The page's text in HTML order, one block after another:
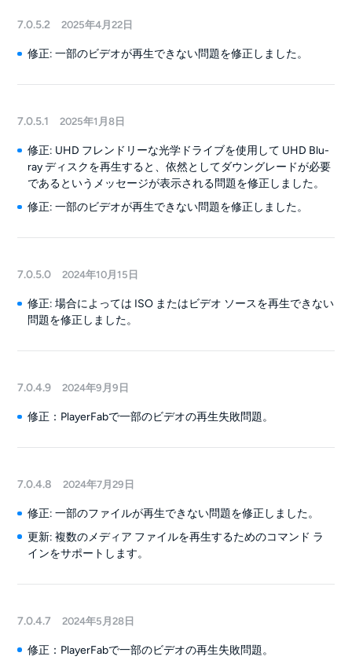
7.0.5.2 2025年4月22日
修正: 一部のビデオが再生できない問題を修正しました。
7.0.5.1 2025年1月8日
修正: UHD フレンドリーな光学ドライブを使用して UHD Blu-
ray ディスクを再生すると、依然としてダウングレードが必要
であるというメッセージが表示される問題を修正しました。
修正: 一部のビデオが再生できない問題を修正しました。
7.0.5.0 2024年10月15日
修正: 場合によっては ISO またはビデオ ソースを再生できない
問題を修正しました。
7.0.4.9 2024年9月9日
修正：PlayerFabで一部のビデオの再生失敗問題。
7.0.4.8 2024年7月29日
修正: 一部のファイルが再生できない問題を修正しました。
更新: 複数のメディア ファイルを再生するためのコマンド ラ
インをサポートします。
7.0.4.7 2024年5月28日
修正：PlayerFabで一部のビデオの再生失敗問題。